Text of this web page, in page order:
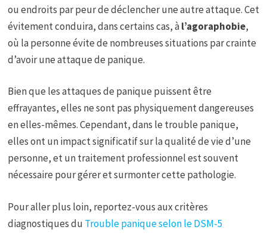
ou endroits par peur de déclencher une autre attaque. Cet
évitement conduira, dans certains cas, àl’agoraphobie,
où la personne évite de nombreuses situations par crainte
d’avoir une attaque de panique.
Bien que les attaques de panique puissent être
effrayantes, elles ne sont pas physiquement dangereuses
en elles-mêmes. Cependant, dans le trouble panique,
elles ont un impact significatif sur la qualité de vie d’une
personne, et un traitement professionnel est souvent
nécessaire pour gérer et surmonter cette pathologie.
Pour aller plus loin, reportez-vous aux critères
diagnostiques du Trouble panique selon le DSM-5